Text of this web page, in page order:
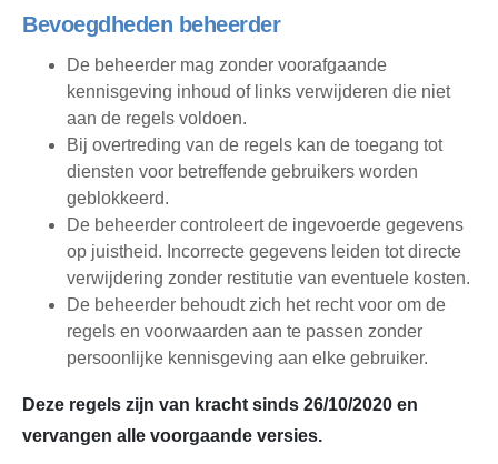
Bevoegdheden beheerder
De beheerder mag zonder voorafgaande
kennisgeving inhoud of links verwijderen die niet
aan de regels voldoen.
Bij overtreding van de regels kan de toegang tot
diensten voor betreffende gebruikers worden
geblokkeerd.
De beheerder controleert de ingevoerde gegevens
op juistheid. Incorrecte gegevens leiden tot directe
verwijdering zonder restitutie van eventuele kosten.
De beheerder behoudt zich het recht voor om de
regels en voorwaarden aan te passen zonder
persoonlijke kennisgeving aan elke gebruiker.
Deze regels zijn van kracht sinds 26/10/2020 en
vervangen alle voorgaande versies.